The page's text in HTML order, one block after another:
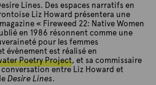
Lines. Des espaces narratifs en
Liz Howard présentera une
« Fireweed 22: Native Women
en 1986 résonnent comme une
pour les femmes
évènement est réalisé en
Poetry Project, et sa commissaire
entre Liz Howard et
Desire Lines.